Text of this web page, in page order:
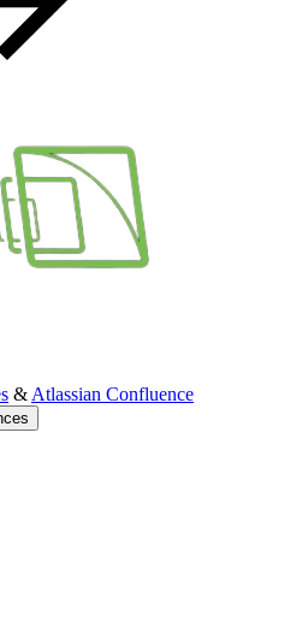
& Atlassian Confluence